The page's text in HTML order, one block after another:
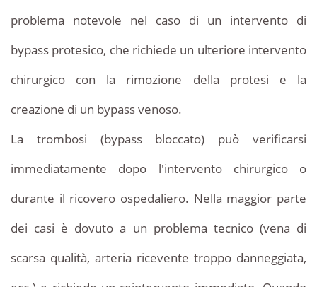
problema notevole nel caso di un intervento di
bypass protesico, che richiede un ulteriore intervento
chirurgico con la rimozione della protesi e la
creazione di un bypass venoso.
La trombosi (bypass bloccato) può verificarsi
immediatamente dopo l'intervento chirurgico o
durante il ricovero ospedaliero. Nella maggior parte
dei casi è dovuto a un problema tecnico (vena di
scarsa qualità, arteria ricevente troppo danneggiata,